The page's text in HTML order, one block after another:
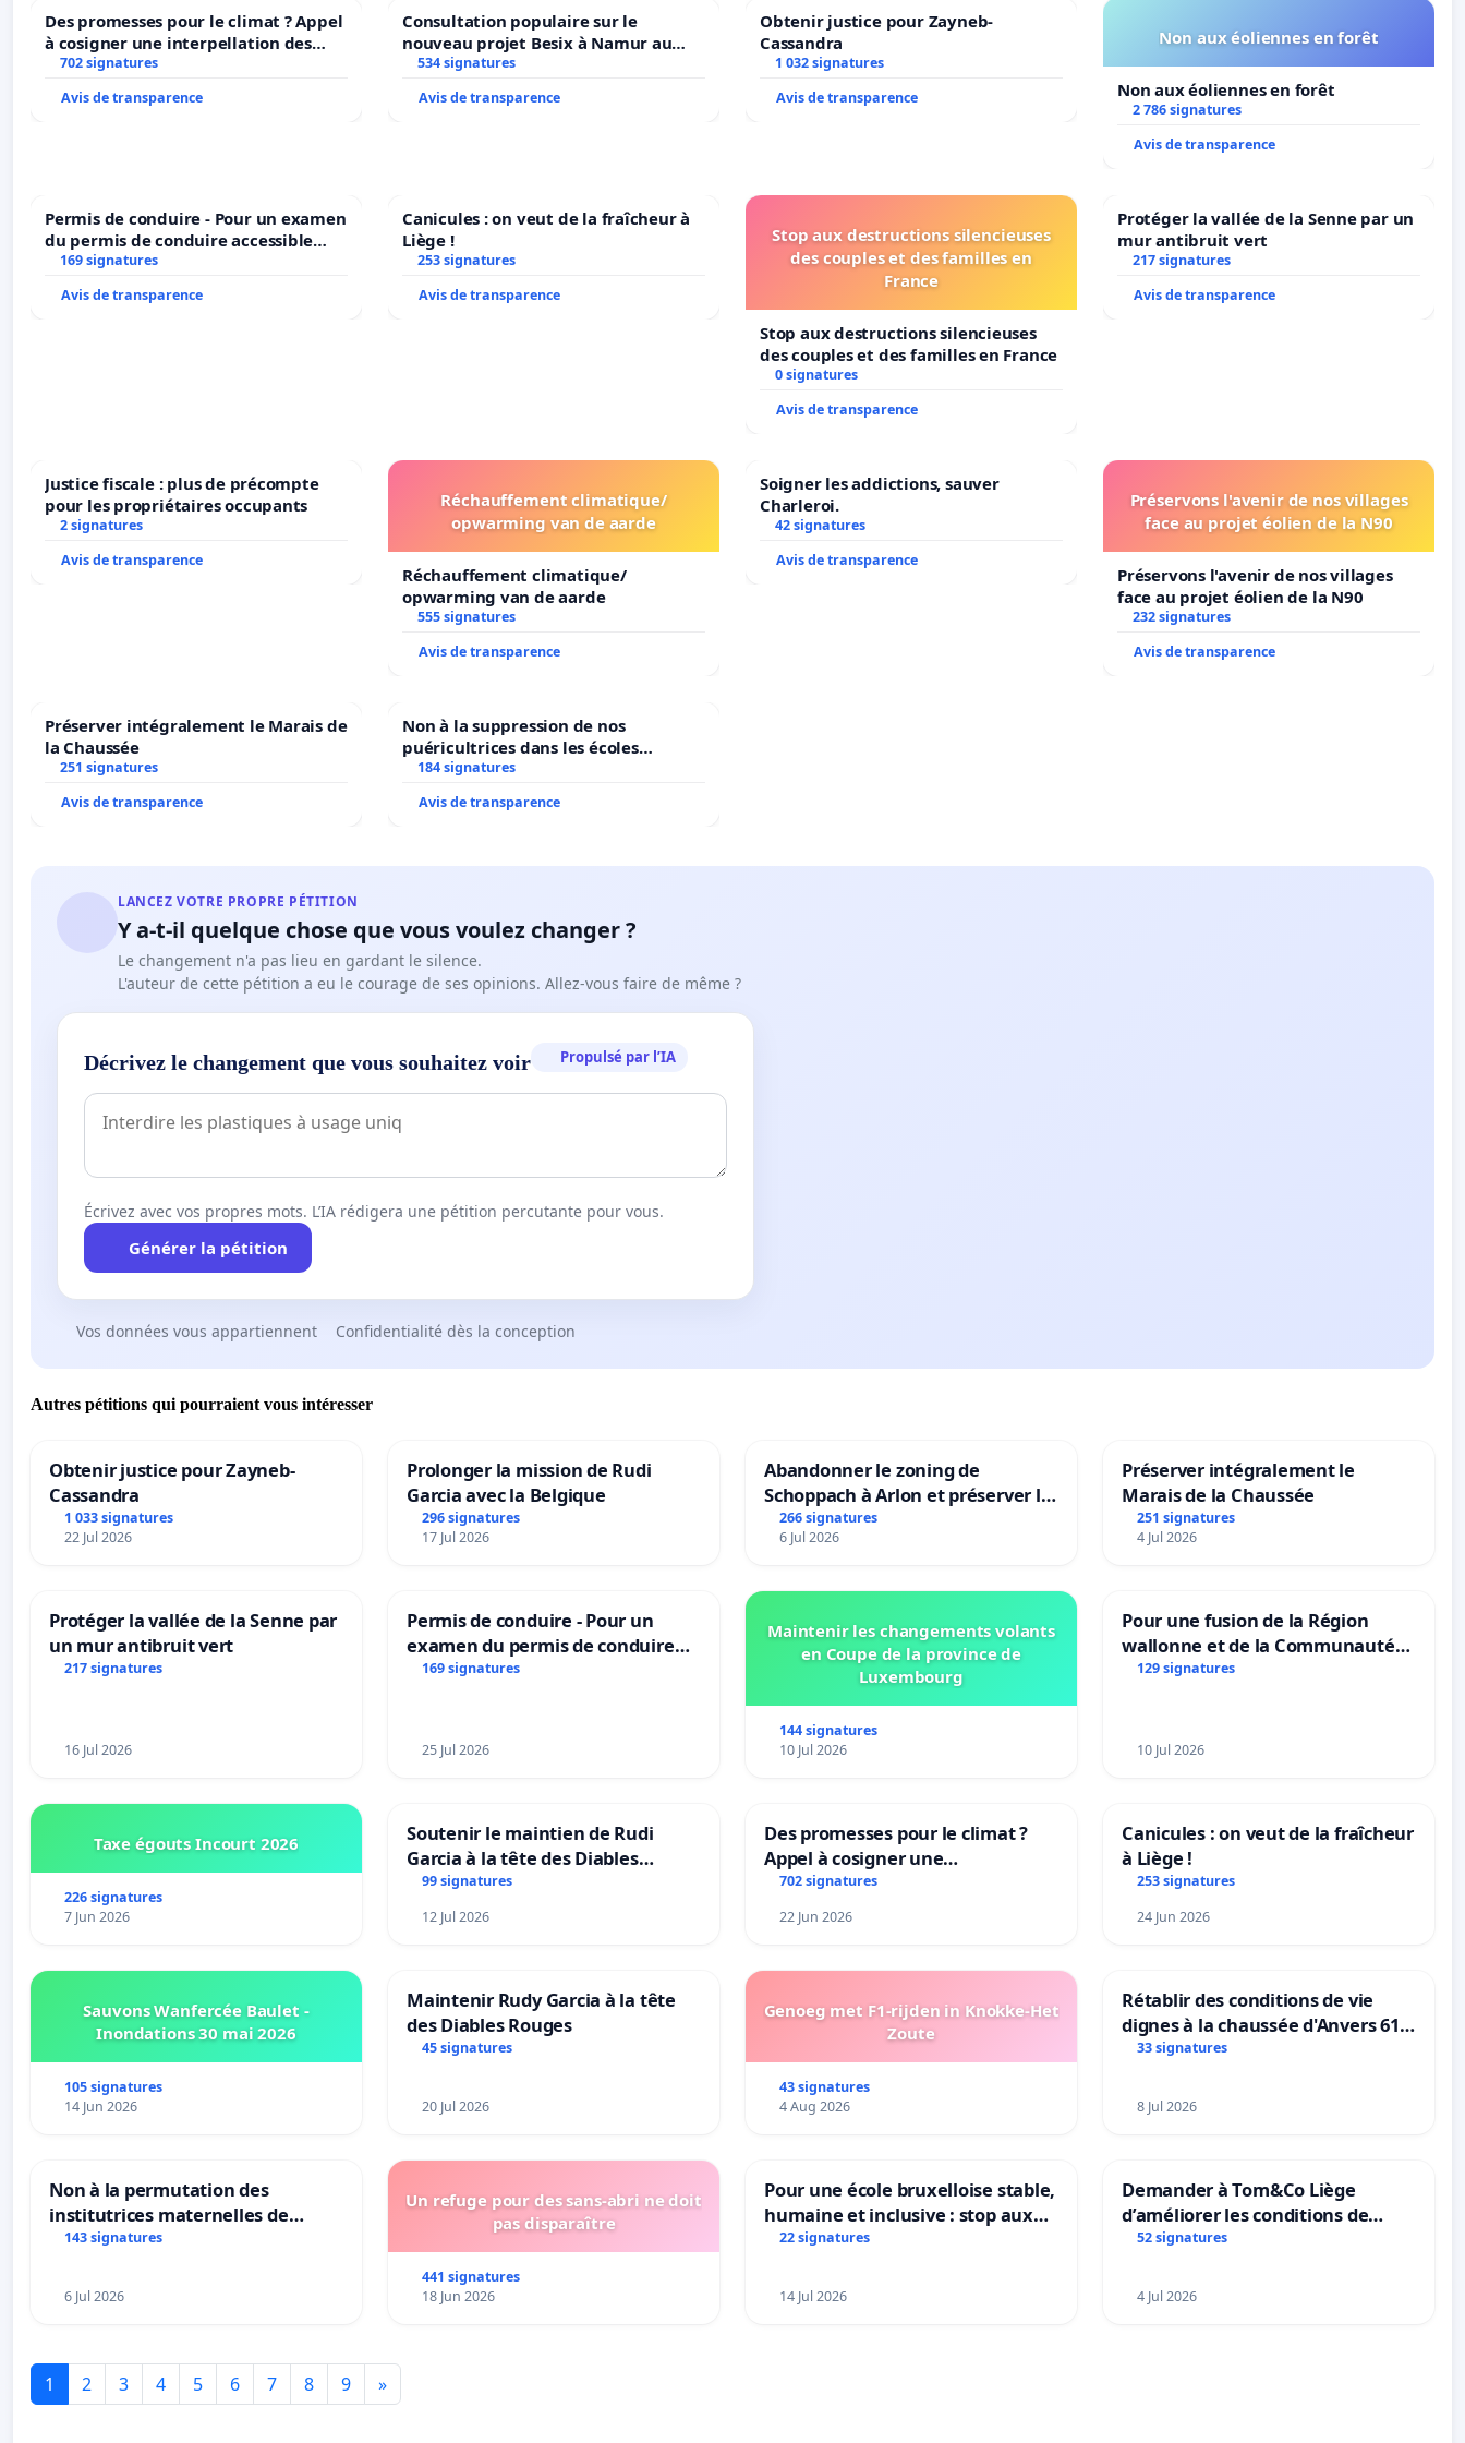
Des promesses pour le climat ? Appel
à cosigner une interpellation des
ministres wallons du climat et de
702 signatures
Avis de transparence
Consultation populaire sur le
nouveau projet Besix à Namur au
Parc Léopold ?
534 signatures
Avis de transparence
Obtenir justice pour Zayneb-
Cassandra
1 032 signatures
Avis de transparence
Non aux éoliennes en forêt
Non aux éoliennes en forêt
2 786 signatures
Avis de transparence
Permis de conduire - Pour un examen
du permis de conduire accessible
dans plusieurs langues à Bruxelles
169 signatures
Avis de transparence
Canicules : on veut de la fraîcheur à
Liège !
253 signatures
Avis de transparence
Stop aux destructions silencieuses
des couples et des familles en
France
Stop aux destructions silencieuses
des couples et des familles en France
0 signatures
Avis de transparence
Protéger la vallée de la Senne par un
mur antibruit vert
217 signatures
Avis de transparence
Justice fiscale : plus de précompte
pour les propriétaires occupants
2 signatures
Avis de transparence
Réchauffement climatique/
opwarming van de aarde
Réchauffement climatique/
opwarming van de aarde
555 signatures
Avis de transparence
Soigner les addictions, sauver
Charleroi.
42 signatures
Avis de transparence
Préservons l'avenir de nos villages
face au projet éolien de la N90
Préservons l'avenir de nos villages
face au projet éolien de la N90
232 signatures
Avis de transparence
Préserver intégralement le Marais de
la Chaussée
251 signatures
Avis de transparence
Non à la suppression de nos
puéricultrices dans les écoles
communale de Flémalle !
184 signatures
Avis de transparence
LANCEZ VOTRE PROPRE PÉTITION
Y a-t-il quelque chose que vous voulez changer ?
Le changement n'a pas lieu en gardant le silence.
L'auteur de cette pétition a eu le courage de ses opinions. Allez-vous faire de même ?
Décrivez le changement que vous souhaitez voir Propulsé par l’IA
Écrivez avec vos propres mots. L’IA rédigera une pétition percutante pour vous.
Générer la pétition
Vos données vous appartiennent Confidentialité dès la conception
Autres pétitions qui pourraient vous intéresser
Obtenir justice pour Zayneb-
Cassandra
1 033 signatures
22 Jul 2026
Prolonger la mission de Rudi
Garcia avec la Belgique
296 signatures
17 Jul 2026
Abandonner le zoning de
Schoppach à Arlon et préserver le
site naturel
266 signatures
6 Jul 2026
Préserver intégralement le
Marais de la Chaussée
251 signatures
4 Jul 2026
Protéger la vallée de la Senne par
un mur antibruit vert
217 signatures
16 Jul 2026
Permis de conduire - Pour un
examen du permis de conduire
accessible dans plusieurs langues
169 signatures
25 Jul 2026
Maintenir les changements volants
en Coupe de la province de
Luxembourg
144 signatures
10 Jul 2026
Pour une fusion de la Région
wallonne et de la Communauté
française (Fédération Wallonie-
129 signatures
10 Jul 2026
Taxe égouts Incourt 2026
226 signatures
7 Jun 2026
Soutenir le maintien de Rudi
Garcia à la tête des Diables
Rouges |Teken voor het behoud
van Rudi Garcia als bondscoach
99 signatures
12 Jul 2026
Des promesses pour le climat ?
Appel à cosigner une
interpellation des ministres
wallons du climat et de
l’environnement.
702 signatures
22 Jun 2026
Canicules : on veut de la fraîcheur
à Liège !
253 signatures
24 Jun 2026
Sauvons Wanfercée Baulet -
Inondations 30 mai 2026
105 signatures
14 Jun 2026
Maintenir Rudy Garcia à la tête
des Diables Rouges
45 signatures
20 Jul 2026
Genoeg met F1-rijden in Knokke-Het
Zoute
43 signatures
4 Aug 2026
Rétablir des conditions de vie
dignes à la chaussée d'Anvers 61
et 63
33 signatures
8 Jul 2026
Non à la permutation des
institutrices maternelles de
Bléharies et Laplaigne !
enfants.
143 signatures
6 Jul 2026
Un refuge pour des sans-abri ne doit
pas disparaître
441 signatures
18 Jun 2026
Pour une école bruxelloise stable,
humaine et inclusive : stop aux
réformes qui fragilisent le
22 signatures
14 Jul 2026
Demander à Tom&Co Liège
d’améliorer les conditions de
présentation des animaux et de
en magasin
52 signatures
4 Jul 2026
1 2 3 4 5 6 7 8 9 »